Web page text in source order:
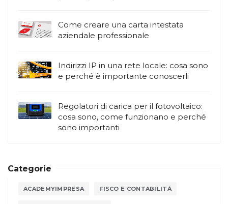
Come creare una carta intestata
aziendale professionale
Indirizzi IP in una rete locale: cosa sono
e perché è importante conoscerli
Regolatori di carica per il fotovoltaico:
cosa sono, come funzionano e perché
sono importanti
Categorie
ACADEMYIMPRESA FISCO E CONTABILITÀ